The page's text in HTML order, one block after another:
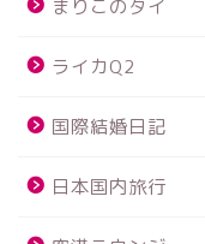
まりこのタイ
ライカQ2
国際結婚日記
日本国内旅行